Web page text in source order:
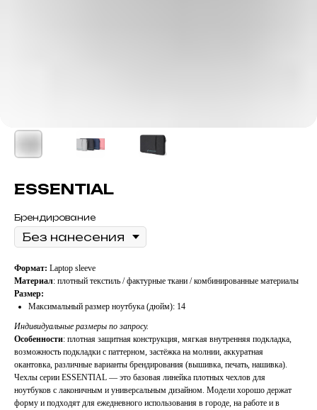
ESSENTIAL
Брендирование
Формат: Laptop sleeve
Материал: плотный текстиль / фактурные ткани / комбинированные материалы
Размер:
Максимальный размер ноутбука (дюйм): 14
Индивидуальные размеры по запросу.
Особенности: плотная защитная конструкция, мягкая внутренняя подкладка,
возможность подкладки с паттерном, застёжка на молнии, аккуратная
окантовка, различные варианты брендирования (вышивка, печать, нашивка).
Чехлы серии ESSENTIAL — это базовая линейка плотных чехлов для
ноутбуков с лаконичным и универсальным дизайном. Модели хорошо держат
форму и подходят для ежедневного использования в городе, на работе и в